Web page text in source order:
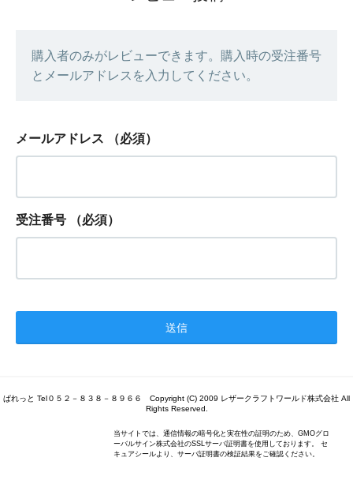
購入者のみがレビューできます。購入時の受注番号
とメールアドレスを入力してください。
メールアドレス （必須）
受注番号 （必須）
ぱれっと Tel０５２－８３８－８９６６ Copyright (C) 2009 レザークラフトワールド株式会社 All
Rights Reserved.
当サイトでは、通信情報の暗号化と実在性の証明のため、GMOグロ
ーバルサイン株式会社のSSLサーバ証明書を使用しております。 セ
キュアシールより、サーバ証明書の検証結果をご確認ください。